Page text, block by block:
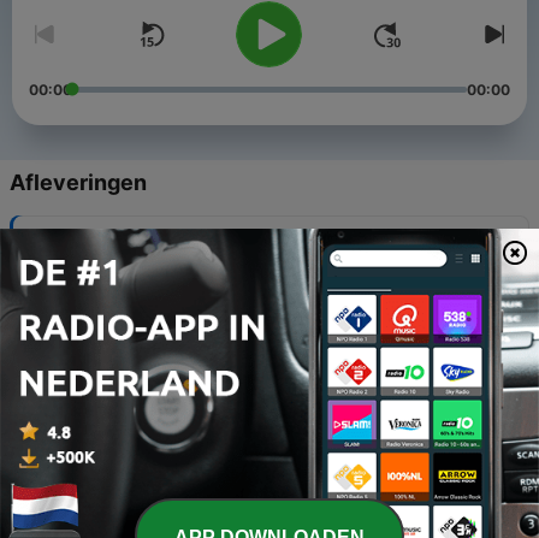
00:00 00:00
Afleveringen
De Levensboom meditatie (zonder muziek)
18 feb. 2021
12 - De Levensboom meditatie
18 feb. 2021
11 - Actieve lichaam ontspanningsoefening
24 jan. 2021
10 -
Actieve lichaam ontspanningsoefening (zonder
muziek)
24 jan. 2021